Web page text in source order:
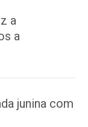
a
a
junina com